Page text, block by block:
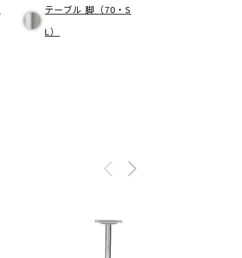
テーブル 脚（70・S
L）